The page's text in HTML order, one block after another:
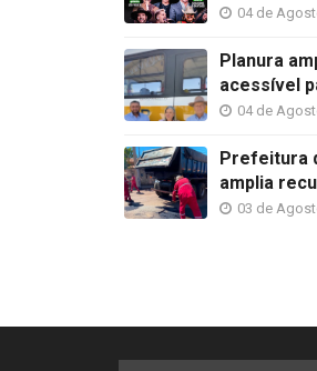
04 de
Planura
acessível
04 de
Prefeitura
amplia
03 de